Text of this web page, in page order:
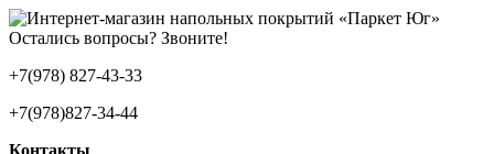
Остались вопросы? Звоните!
+7(978) 827-43-33
+7(978)827-34-44
Контакты